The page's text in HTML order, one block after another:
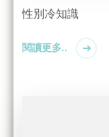
性別冷知識
閱讀更多..